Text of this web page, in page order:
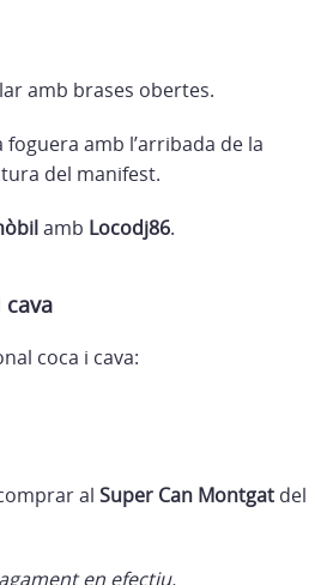
amb brases obertes.
foguera amb l’arribada de la
del manifest.
amb Locodj86.
cava
coca i cava:
al Super Can Montgat del
en efectiu.